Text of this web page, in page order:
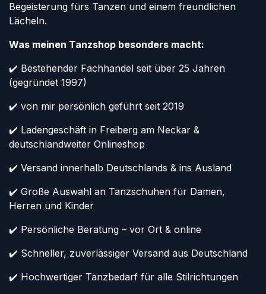
Begeisterung fürs Tanzen und einem freundlichen
Lächeln.
Was meinen Tanzshop besonders macht:
✔️ Bestehender Fachhandel seit über 25 Jahren
(gegründet 1997)
✔️ von mir persönlich geführt seit 2019
✔️ Ladengeschäft in Freiberg am Neckar &
deutschlandweiter Onlineshop
✔️ Versand innerhalb Deutschlands & ins Ausland
✔️ Große Auswahl an Tanzschuhen für Damen,
Herren und Kinder
✔️ Persönliche Beratung – vor Ort & online
✔️ Schneller, zuverlässiger Versand aus Deutschland
✔️ Hochwertiger Tanzbedarf für alle Stilrichtungen